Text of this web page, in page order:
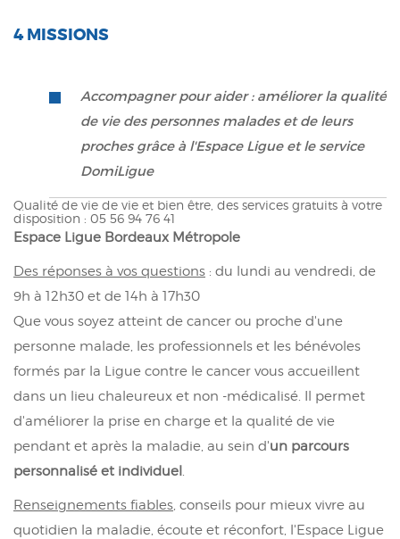
4 MISSIONS
Accompagner pour aider : améliorer la qualité
de vie des personnes malades et de leurs
proches grâce à l'Espace Ligue et le service
DomiLigue
Qualité de vie de vie et bien être, des services gratuits à votre
disposition : 05 56 94 76 41
Espace Ligue Bordeaux Métropole
Des réponses à vos questions : du lundi au vendredi, de
9h à 12h30 et de 14h à 17h30
Que vous soyez atteint de cancer ou proche d'une
personne malade, les professionnels et les bénévoles
formés par la Ligue contre le cancer vous accueillent
dans un lieu chaleureux et non -médicalisé. Il permet
d'améliorer la prise en charge et la qualité de vie
pendant et après la maladie, au sein d'un parcours
personnalisé et individuel.
Renseignements fiables, conseils pour mieux vivre au
quotidien la maladie, écoute et réconfort, l'Espace Ligue